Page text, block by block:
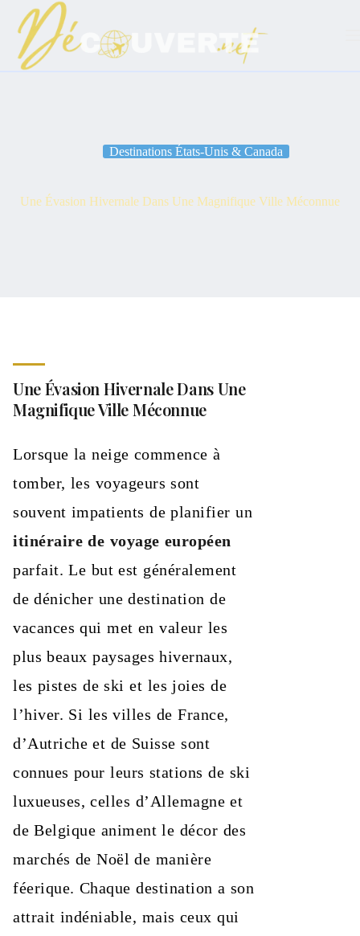
contenu
Destinations États-Unis & Canada
Une Évasion Hivernale Dans Une Magnifique Ville Méconnue
Une Évasion Hivernale Dans Une
Magnifique Ville Méconnue
Lorsque la neige commence à
tomber, les voyageurs sont
souvent impatients de planifier un
itinéraire de voyage européen
parfait. Le but est généralement
de dénicher une destination de
vacances qui met en valeur les
plus beaux paysages hivernaux,
les pistes de ski et les joies de
l’hiver. Si les villes de France,
d’Autriche et de Suisse sont
connues pour leurs stations de ski
luxueuses, celles d’Allemagne et
de Belgique animent le décor des
marchés de Noël de manière
féerique. Chaque destination a son
attrait indéniable, mais ceux qui